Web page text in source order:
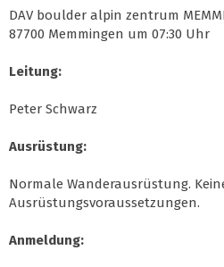
DAV boulder alpin zentrum
87700 Memmingen um 07:30 Uhr
Leitung:
Peter Schwarz
Ausrüstung:
Normale Wanderausrüstung.
Ausrüstungsvoraussetzungen.
Anmeldung: